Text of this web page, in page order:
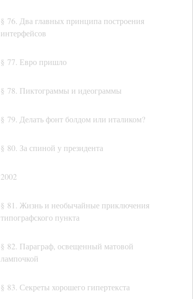
§ 76. Два главных принципа построения
интерфейсов
§ 77. Евро пришло
§ 78. Пиктограммы и идеограммы
§ 79. Делать фонт болдом или италиком?
§ 80. За спиной у президента
2002
§ 81. Жизнь и необычайные приключения
типографского пункта
§ 82. Параграф, освещенный матовой
лампочкой
§ 83. Секреты хорошего гипертекста